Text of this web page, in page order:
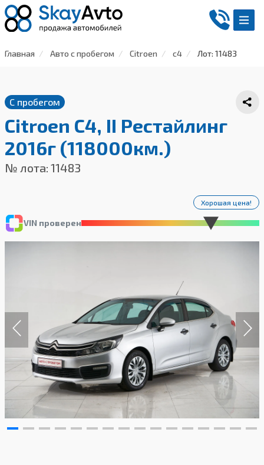
Главная Авто с пробегом Citroen c4 Лот: 11483
С пробегом
Citroen C4, II Рестайлинг
2016г (118000км.)
№ лота: 11483
VIN проверен
Хорошая цена!